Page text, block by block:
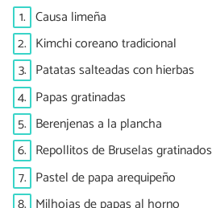
1. Causa limeña
2. Kimchi coreano tradicional
3. Patatas salteadas con hierbas
4. Papas gratinadas
5. Berenjenas a la plancha
6. Repollitos de Bruselas gratinados
7. Pastel de papa arequipeño